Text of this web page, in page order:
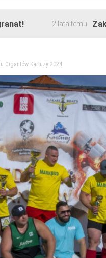
2 lata temu Zakończono
Gigantów Kartuzy 2024